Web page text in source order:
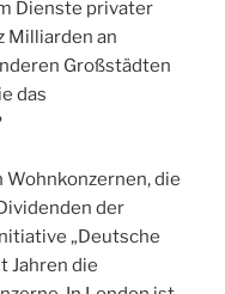
Dienste privater
Milliarden an
Großstädten
das
die
der
„Deutsche
Jahren die